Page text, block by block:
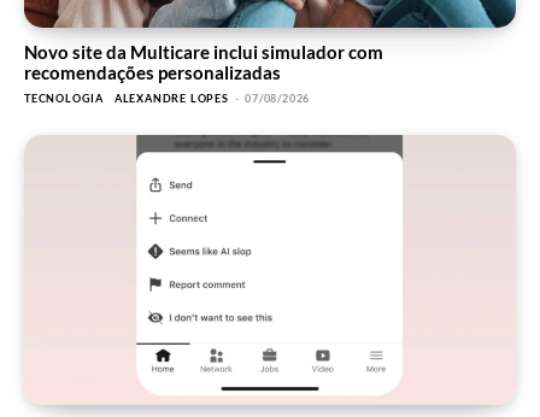
Novo site da Multicare inclui simulador com
recomendações personalizadas
TECNOLOGIA ALEXANDRE LOPES - 07/08/2026